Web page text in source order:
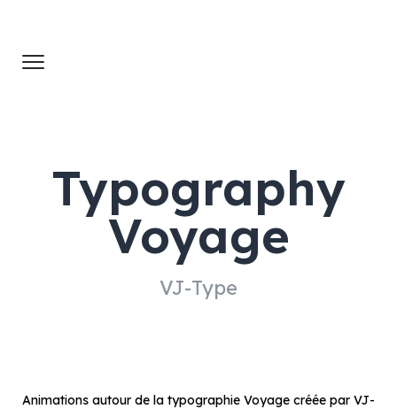
Typography
Voyage
VJ-Type
Animations autour de la typographie Voyage créée par VJ-